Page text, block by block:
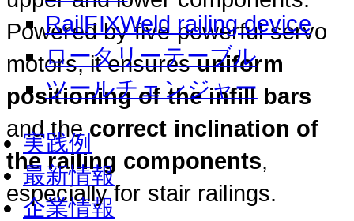
RailFIXWeld railing device
ロータリーテーブル
ツールチェンジャー
実践例
最新情報
企業情報
Powered by five powerful servo
motors, it ensuresuniform
positioning of the infill bars
and thecorrect inclination of
the railing components,
especially for stair railings.